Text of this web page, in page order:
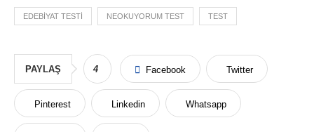
EDEBIYAT TESTI NEOKUYORUM TEST TEST
PAYLAŞ 4 Facebook Twitter
Pinterest Linkedin Whatsapp